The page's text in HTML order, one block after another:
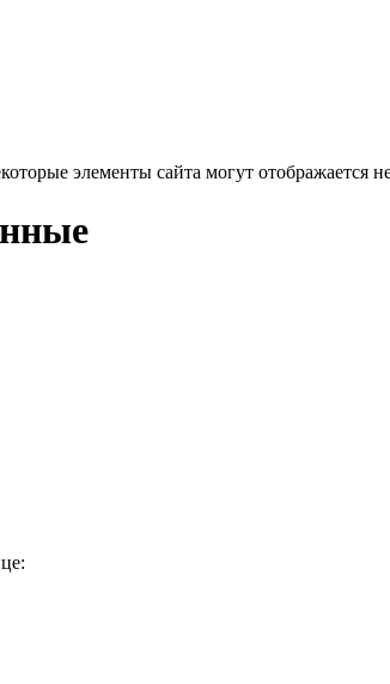
элементы сайта могут отображается